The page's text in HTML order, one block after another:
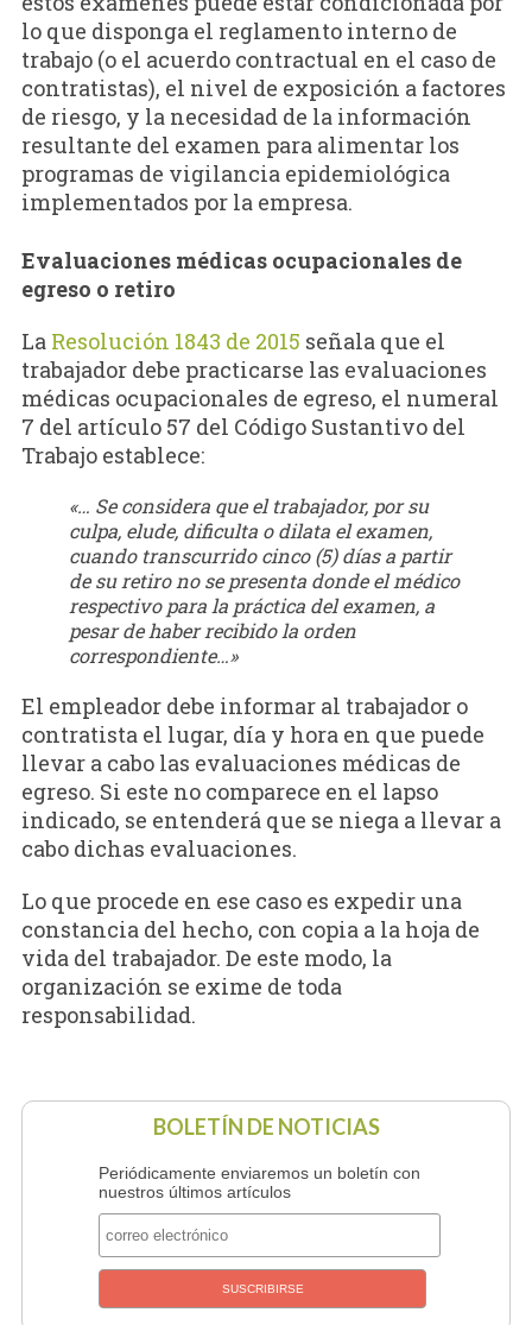
lo que disponga el reglamento interno de
trabajo (o el acuerdo contractual en el caso de
contratistas), el nivel de exposición a factores
de riesgo, y la necesidad de la información
resultante del examen para alimentar los
programas de vigilancia epidemiológica
implementados por la empresa.
Evaluaciones médicas ocupacionales de
egreso o retiro
La Resolución 1843 de 2015 señala que el
trabajador debe practicarse las evaluaciones
médicas ocupacionales de egreso, el numeral
7 del artículo 57 del Código Sustantivo del
Trabajo establece:
«… Se considera que el trabajador, por su
culpa, elude, dificulta o dilata el examen,
cuando transcurrido cinco (5) días a partir
de su retiro no se presenta donde el médico
respectivo para la práctica del examen, a
pesar de haber recibido la orden
correspondiente…»
El empleador debe informar al trabajador o
contratista el lugar, día y hora en que puede
llevar a cabo las evaluaciones médicas de
egreso. Si este no comparece en el lapso
indicado, se entenderá que se niega a llevar a
cabo dichas evaluaciones.
Lo que procede en ese caso es expedir una
constancia del hecho, con copia a la hoja de
vida del trabajador. De este modo, la
organización se exime de toda
responsabilidad.
BOLETÍN DE NOTICIAS
Periódicamente enviaremos un boletín con
nuestros últimos artículos